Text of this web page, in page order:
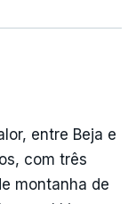
entre Beja e
com três
montanha de